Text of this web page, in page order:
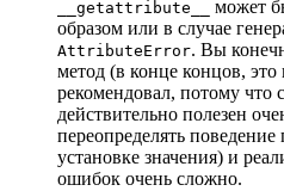
__getattribute__
может
образом или в случае
AttributeError. Вы
метод (в конце концов,
рекомендовал, потому что
действительно полезен
переопределять
установке значения) и
ошибок очень сложно.